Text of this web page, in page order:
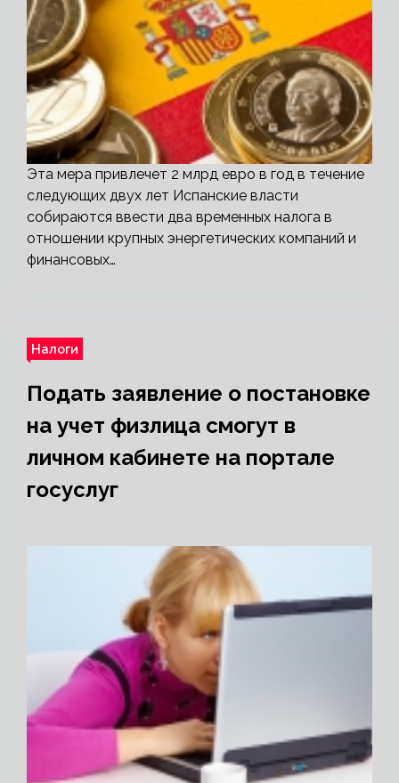
Эта мера привлечет 2 млрд евро в год в течение
следующих двух лет Испанские власти
собираются ввести два временных налога в
отношении крупных энергетических компаний и
финансовых…
Налоги
Подать заявление о постановке
на учет физлица смогут в
личном кабинете на портале
госуслуг